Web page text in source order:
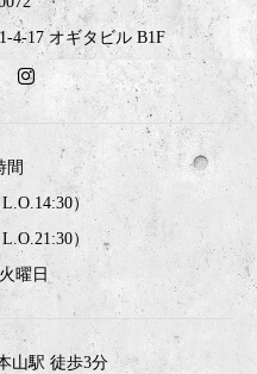
4-17 オギタビル B1F
間
）
）
曜日
山駅 徒歩3分